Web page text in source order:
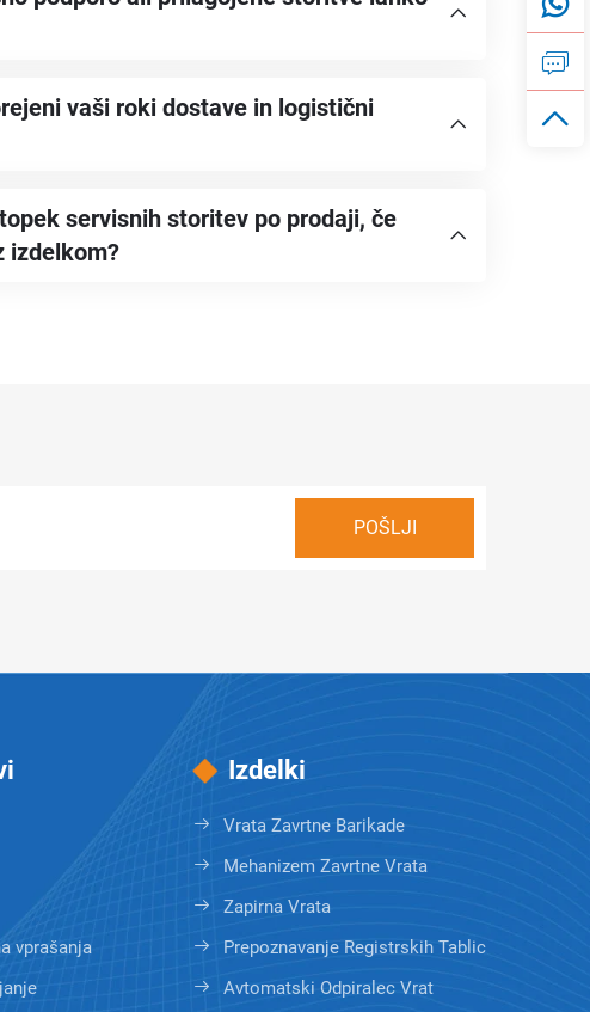
vaši roki dostave in logistični
servisnih storitev po prodaji, če
izdelkom?
vprašanja
Izdelki
Vrata Zavrtne Barikade
Mehanizem Zavrtne Vrata
Zapirna Vrata
Prepoznavanje Registrskih Tablic
Avtomatski Odpiralec Vrat